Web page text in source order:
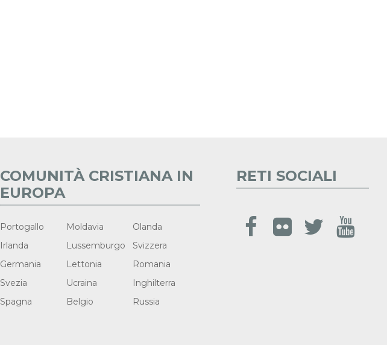
COMUNITÀ CRISTIANA IN
EUROPA
Portogallo Moldavia
Olanda
Irlanda
Lussemburgo
Svizzera
Germania
Lettonia
Romania
Svezia
Ucraina
Inghilterra
Spagna
Belgio Russia
RETI SOCIALI